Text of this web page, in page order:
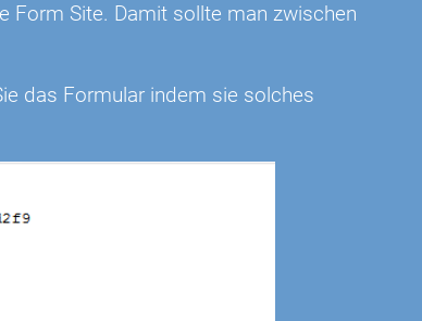
Form Site. Damit sollte man zwischen
das Formular indem sie solches